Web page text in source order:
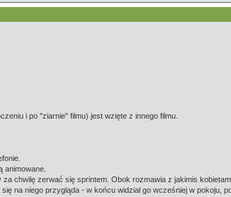
i po "ziarnie" filmu) jest wzięte z innego filmu.
animowane.
chwilę zerwać się sprintem. Obok rozmawia z jakimis
na niego przygląda - w końcu widział go wcześniej w pokoju,